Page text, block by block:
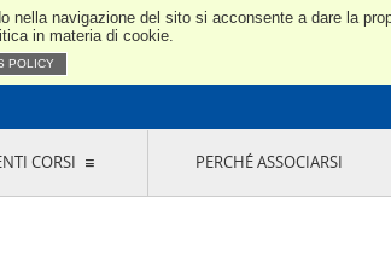
navigazione del sito si acconsente a dare la
in materia di cookie.
POLICY
Nord
CORSI PERCHÉ ASSOCIARSI